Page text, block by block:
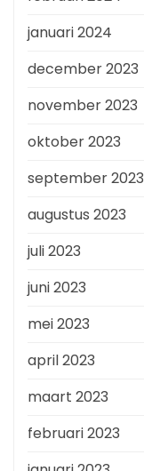
januari 2024
december 2023
november 2023
oktober 2023
september 2023
augustus 2023
juli 2023
juni 2023
mei 2023
april 2023
maart 2023
februari 2023